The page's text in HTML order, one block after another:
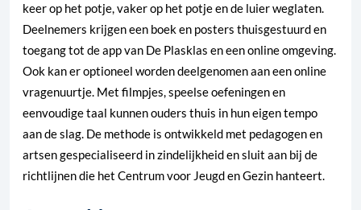
keer op het potje, vaker op het potje en de luier weglaten.
Deelnemers krijgen een boek en posters thuisgestuurd en
toegang tot de app van De Plasklas en een online omgeving.
Ook kan er optioneel worden deelgenomen aan een online
vragenuurtje. Met filmpjes, speelse oefeningen en
eenvoudige taal kunnen ouders thuis in hun eigen tempo
aan de slag. De methode is ontwikkeld met pedagogen en
artsen gespecialiseerd in zindelijkheid en sluit aan bij de
richtlijnen die het Centrum voor Jeugd en Gezin hanteert.